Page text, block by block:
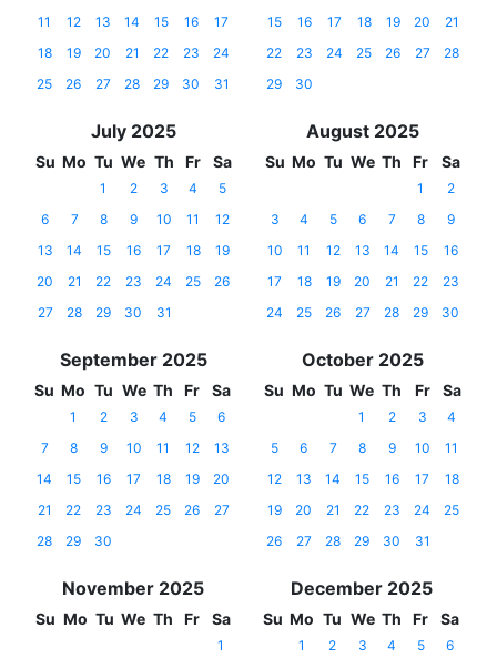
11
12 13 14 15 16
17
18
19 20 21 22 23
24
25
26 27 28 29 30 31
15
16 17 18 19 20
21
22
23 24 25 26 27
28
29
30
July 2025
Su Mo Tu We Th Fr Sa
1 2 3 4
5
6
7 8 9 10 11
12
13
14 15 16 17 18
19
20
21 22 23 24 25
26
27
28 29 30 31
August 2025
Su Mo Tu We Th Fr Sa
1
2
3
4 5 6 7 8
9
10
11 12 13 14 15
16
17
18 19 20 21 22
23
24
25 26 27 28 29 30
September 2025
Su Mo Tu We Th Fr Sa
1 2 3 4 5
6
7
8 9 10 11 12
13
14
15 16 17 18 19
20
21
22 23 24 25 26
27
28
29 30
October 2025
Su Mo Tu We Th Fr Sa
1 2 3
4
5
6 7 8 9 10
11
12
13 14 15 16 17
18
19
20 21 22 23 24
25
26
27 28 29 30 31
November 2025
Su Mo Tu We Th Fr Sa
1
December 2025
Su Mo Tu We Th Fr Sa
1 2 3 4 5
6